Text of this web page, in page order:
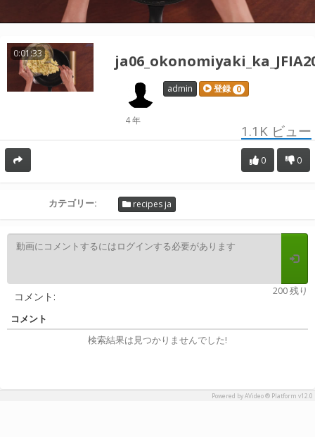
0:01:33
admin 登録 0
4 年
1.1Kビュー
0
0
カテゴリー: recipes ja
200 残り
コメント:
コメント
検索結果は見つかりませんでした!
Powered by AVideo ® Platform v12.0